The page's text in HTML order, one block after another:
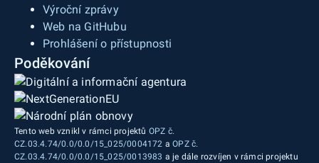
Výroční zprávy
Web na GitHubu
Prohlášení o přístupnosti
Poděkování
Tento web vznikl v rámci projektů OPZ č.
CZ.03.4.74/0.0/0.0/15_025/0004172 aOPZ č.
CZ.03.4.74/0.0/0.0/15_025/0013983 a je dále rozvíjen v rámci projektu